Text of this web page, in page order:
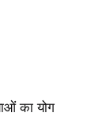
का योग